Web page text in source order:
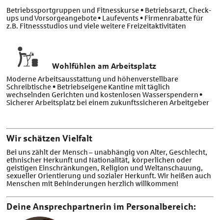
Betriebssportgruppen und Fitnesskurse • Betriebsarzt, Check-
ups und Vorsorgeangebote • Laufevents • Firmenrabatte für
z.B. Fitnessstudios und viele weitere Freizeitaktivitäten
Wohlfühlen am Arbeitsplatz
Moderne Arbeitsausstattung und höhenverstellbare
Schreibtische • Betriebseigene Kantine mit täglich
wechselnden Gerichten und kostenlosen Wasserspendern •
Sicherer Arbeitsplatz bei einem zukunftssicheren Arbeitgeber
Wir schätzen Vielfalt
Bei uns zählt der Mensch – unabhängig von Alter, Geschlecht,
ethnischer Herkunft und Nationalität, körperlichen oder
geistigen Einschränkungen, Religion und Weltanschauung,
sexueller Orientierung und sozialer Herkunft. Wir heißen auch
Menschen mit Behinderungen herzlich willkommen!
Deine Ansprechpartnerin im Personalbereich: